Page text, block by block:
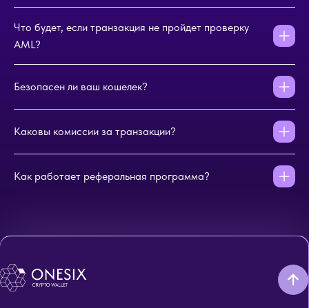
Что будет, если транзакция не пройдет проверку
AML?
Безопасен ли ваш кошелек?
Каковы комиссии за транзакции?
Как работает реферальная программа?